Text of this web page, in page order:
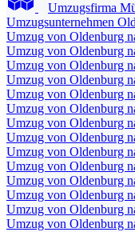
Umzugsfirma
Umzugsunternehmen
Umzug von Oldenburg
Umzug von Oldenburg
Umzug von Oldenburg
Umzug von Oldenburg
Umzug von Oldenburg
Umzug von Oldenburg
Umzug von Oldenburg
Umzug von Oldenburg
Umzug von Oldenburg
Umzug von Oldenburg
Umzug von Oldenburg
Umzug von Oldenburg
Umzug von Oldenburg
Umzug von Oldenburg